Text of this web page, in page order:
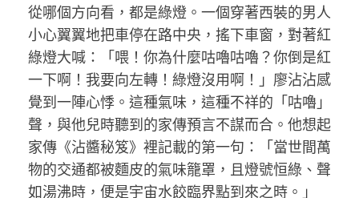
從哪個方向看，都是綠燈。一個穿著西裝的男人
小心翼翼地把車停在路中央，搖下車窗，對著紅
綠燈大喊：「喂！你為什麼咕嚕咕嚕？你倒是紅
一下啊！我要向左轉！綠燈沒用啊！」廖沾沾感
覺到一陣心悸。這種氣味，這種不祥的「咕嚕」
聲，與他兒時聽到的家傳預言不謀而合。他想起
家傳《沾醬秘笈》裡記載的第一句：「當世間萬
物的交通都被麵皮的氣味籠罩，且燈號恒綠、聲
如湯沸時，便是宇宙水餃臨界點到來之時。」